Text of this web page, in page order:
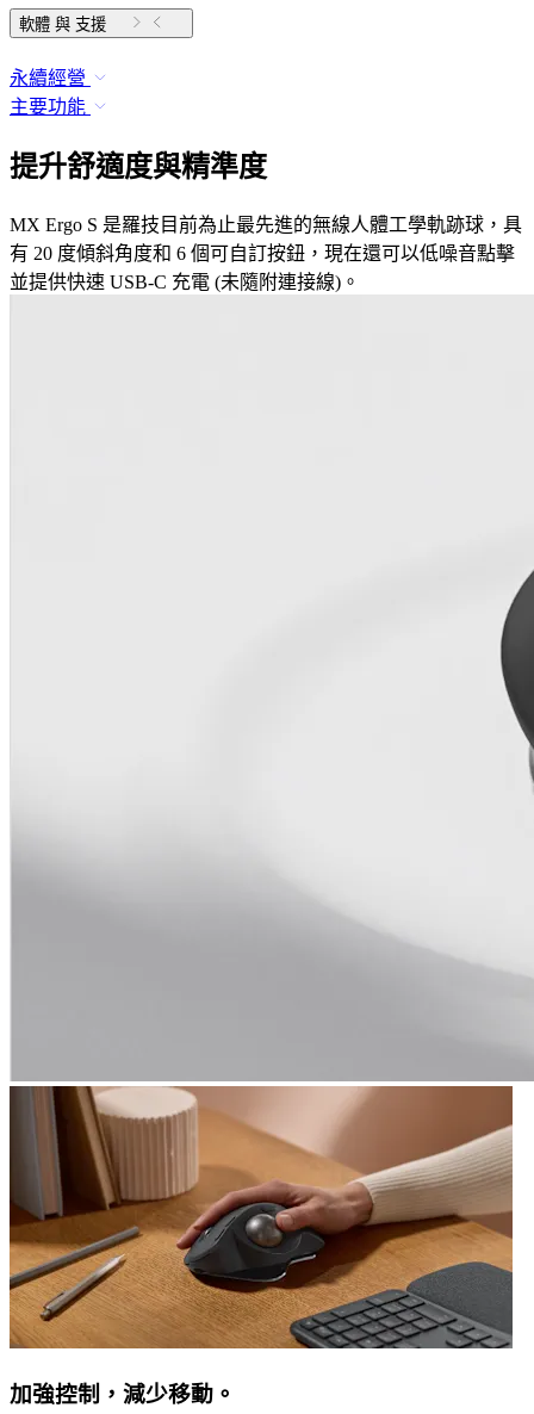
軟體 與 支援
永續經營
主要功能
提升舒適度與精準度
MX Ergo S 是羅技目前為止最先進的無線人體工學軌跡球，具
有 20 度傾斜角度和 6 個可自訂按鈕，現在還可以低噪音點擊
並提供快速 USB-C 充電 (未隨附連接線)。
加強控制，減少移動。